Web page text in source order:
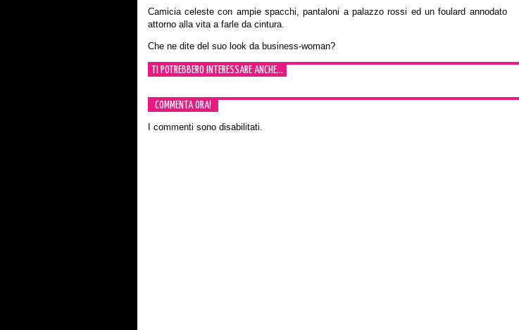
Camicia celeste con ampie spacchi, pantaloni a palazzo rossi ed un foulard annodato
attorno alla vita a farle da cintura.
Che ne dite del suo look da business-woman?
TI POTREBBERO INTERESSARE ANCHE...
COMMENTA ORA!
I commenti sono disabilitati.